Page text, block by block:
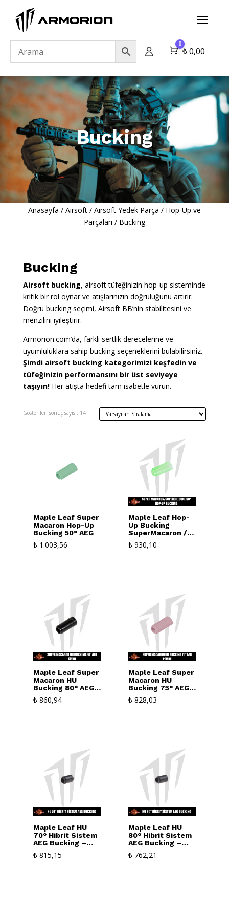
Cart
0
₺0,00
Bucking
Anasayfa / Airsoft/ Airsoft Yedek Parça / Hop-Up ve
Parçaları / Bucking
Bucking
Airsoft bucking, airsoft tüfeğinizin hop-up sisteminde
kritik bir rol oynar ve atışlarınızın doğruluğunu artırır.
Doğru bucking seçimi, Airsoft BB’nin stabilitesini ve
menzilini iyileştirir.
Armorion.com’da, farklı sertlik derecelerine ve
uyumluluklara sahip bucking seçeneklerini bulabilirsiniz.
Şimdi airsoft bucking kategorimizi keşfedin ve
tüfeğinizin performansını bir üst seviyeye
taşıyın!Her atışta hedefi tam isabetle vurun.
Gösterilen sonuç sayısı: 14
Maple Leaf Super
Macaron Hop-Up
Bucking 50° AEG
₺1.003,56
Maple Leaf Hop-
Up Bucking
SuperMacaron /
SuperSilicone 50°
₺ 930,10
Maple Leaf Super
Macaron HU
Bucking 80° AEG
– Siyah
₺860,94
Maple Leaf Super
Macaron HU
Bucking 75° AEG
– Pembe
₺ 828,03
Maple Leaf HU
70° Hibrit Sistem
AEG Bucking –
Siyah
₺815,15
Maple Leaf HU
80° Hibrit Sistem
AEG Bucking –
Siyah
₺ 762,21